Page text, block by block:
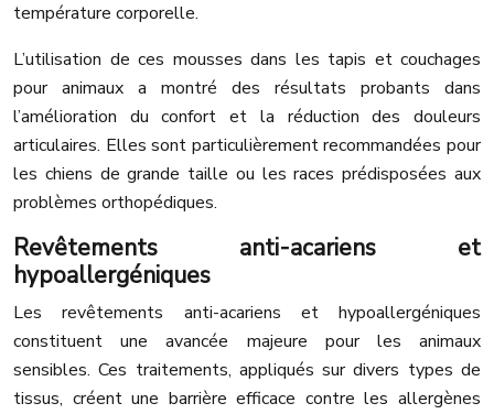
température corporelle.
L’utilisation de ces mousses dans les tapis et couchages
pour animaux a montré des résultats probants dans
l’amélioration du confort et la réduction des douleurs
articulaires. Elles sont particulièrement recommandées pour
les chiens de grande taille ou les races prédisposées aux
problèmes orthopédiques.
Revêtements anti-acariens et
hypoallergéniques
Les revêtements anti-acariens et hypoallergéniques
constituent une avancée majeure pour les animaux
sensibles. Ces traitements, appliqués sur divers types de
tissus, créent une barrière efficace contre les allergènes